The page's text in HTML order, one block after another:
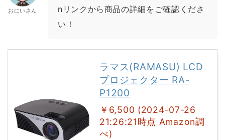
おにいさん
nリンクから商品の詳細をご確認くださ
い！
ラマス(RAMASU) LCD
プロジェクター RA-
P1200
￥6,500 (2024-07-26
21:26:21時点 Amazon調
べ)